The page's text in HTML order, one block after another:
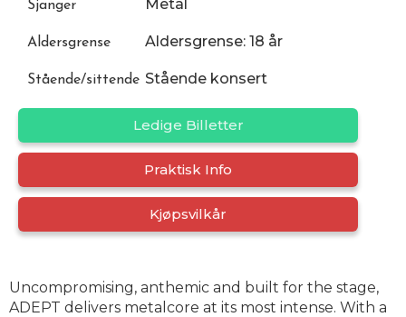
Sjanger Metal
Aldersgrense Aldersgrense: 18 år
Stående/sittende Stående konsert
Ledige Billetter
Praktisk Info
Kjøpsvilkår
Uncompromising, anthemic and built for the stage,
ADEPT delivers metalcore at its most intense. With a